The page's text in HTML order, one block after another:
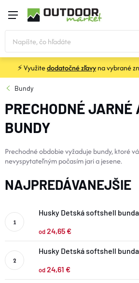
obsah
STANY a PRÍSTREŠKY
SPACÁKY
BATOHY a TAŠKY
DOPLNKY
VYBAVENIE
⚡ Využitedodatočné zľavyna vybrané
Bundy
PRECHODNÉ
BUNDY
Prechodné obdobie vyžaduje bundy, ktoré
nevyspytateľným počasím jari a jesene.
NAJPREDÁVANEJŠIE
Husky Detská softshell
od24,65 €
Husky Detská softshell
od24,61 €